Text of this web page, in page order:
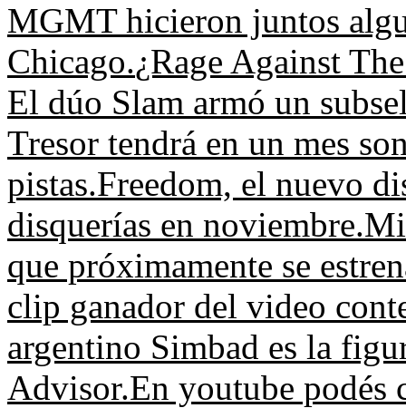
MGMT hicieron juntos
Chicago.¿Rage Against
El dúo Slam armó un
Tresor tendrá en un mes
pistas.Freedom, el nuevo
disquerías en noviembre.
que próximamente se
clip ganador del video
argentino Simbad es la
Advisor.En youtube podés